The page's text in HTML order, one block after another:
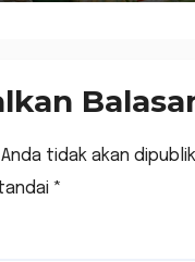
tidak akan
*